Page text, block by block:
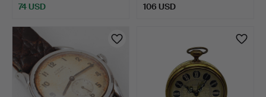
74 USD 106 USD